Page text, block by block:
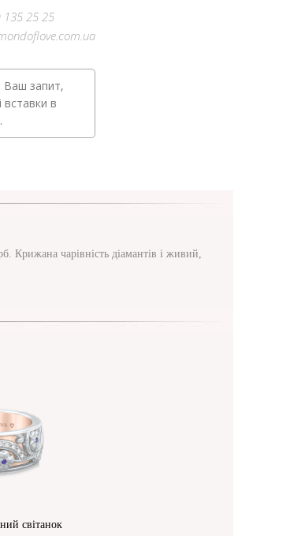
135 25 25
Ваш запит,
вставки в
Крижана чарівність діамантів і живий,
світанок